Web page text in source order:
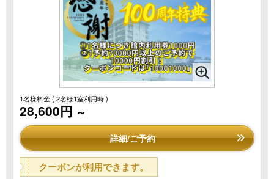
1名様料金( 2名様1室利用時 )
28,600円 ～
詳細/ご予約
クーポンが利用できます。